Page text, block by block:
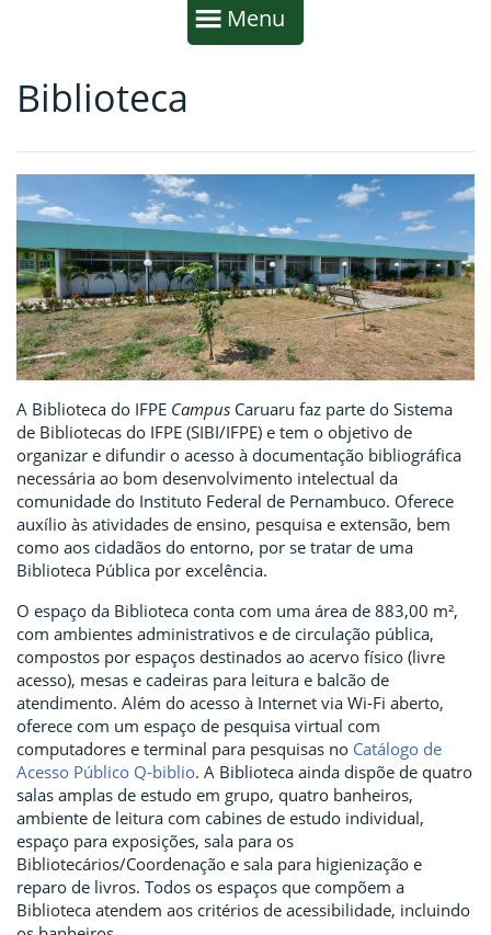
Mostrar
Menu
Fim da navegação
Início do conteúdo
Biblioteca
A Biblioteca do IFPE Campus Caruaru faz parte do Sistema
de Bibliotecas do IFPE (SIBI/IFPE) e tem o objetivo de
organizar e difundir o acesso à documentação bibliográfica
necessária ao bom desenvolvimento intelectual da
comunidade do Instituto Federal de Pernambuco. Oferece
auxílio às atividades de ensino, pesquisa e extensão, bem
como aos cidadãos do entorno, por se tratar de uma
Biblioteca Pública por excelência.
O espaço da Biblioteca conta com uma área de 883,00 m²,
com ambientes administrativos e de circulação pública,
compostos por espaços destinados ao acervo físico (livre
acesso), mesas e cadeiras para leitura e balcão de
atendimento. Além do acesso à Internet via Wi-Fi aberto,
oferece com um espaço de pesquisa virtual com
computadores e terminal para pesquisas no Catálogo de
Acesso Público Q-biblio. A Biblioteca ainda dispõe de quatro
salas amplas de estudo em grupo, quatro banheiros,
ambiente de leitura com cabines de estudo individual,
espaço para exposições, sala para os
Bibliotecários/Coordenação e sala para higienização e
reparo de livros. Todos os espaços que compõem a
Biblioteca atendem aos critérios de acessibilidade, incluindo